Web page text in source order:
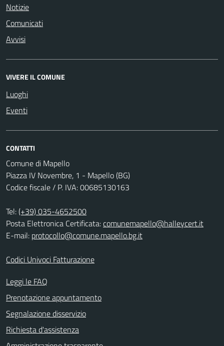
Notizie
Comunicati
Avvisi
VIVERE IL COMUNE
Luoghi
Eventi
CONTATTI
Comune di Mapello
Piazza IV Novembre, 1 - Mapello (BG)
Codice fiscale / P. IVA: 00685130163
Tel:(+39) 035-4652500
Posta Elettronica Certificata:comunemapello@halleycert.it
E-mail: protocollo@comune.mapello.bg.it
Codici Univoci Fatturazione
Leggi le FAQ
Prenotazione appuntamento
Segnalazione disservizio
Richiesta d'assistenza